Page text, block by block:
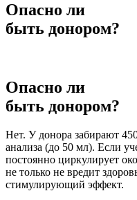
Опасно ли
быть донором?
Опасно ли
быть донором?
Нет. У донора забирают
анализа (до 50 мл). Если
постоянно циркулирует
не только не вредит
стимулирующий эффект.